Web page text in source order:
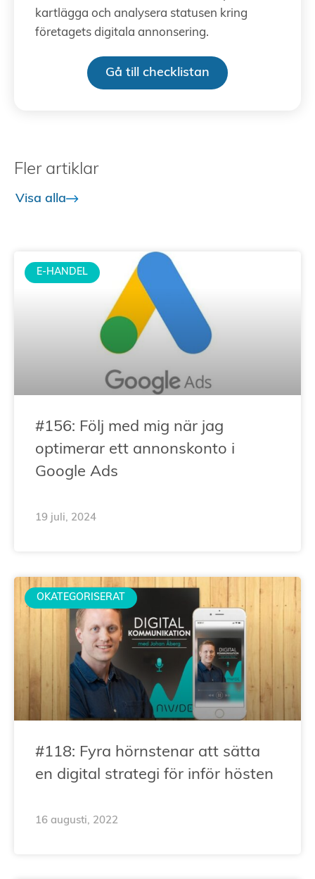
kartlägga och analysera statusen kring
företagets digitala annonsering.
Gå till checklistan
Fler artiklar
Visa alla
E-HANDEL
#156: Följ med mig när jag
optimerar ett annonskonto i
Google Ads
19 juli, 2024
OKATEGORISERAT
#118: Fyra hörnstenar att sätta
en digital strategi för inför hösten
16 augusti, 2022